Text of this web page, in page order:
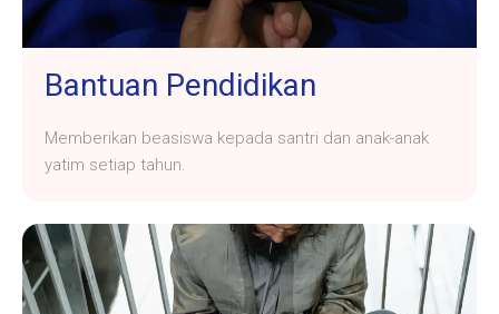
Bantuan Pendidikan
Memberikan beasiswa kepada santri dan anak-anak
yatim setiap tahun.